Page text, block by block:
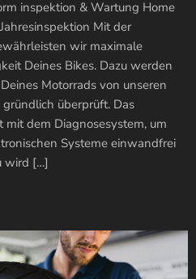
inspektion & Wartung Home
Mit der
wir maximale
Deines Bikes. Dazu werden
Motorrads von unseren
überprüft. Das
dem Diagnosesystem, um
Systeme einwandfrei
wird […]